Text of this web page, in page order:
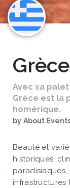
Grèce
Avec sa
Grèce est la
homérique.
by About
Beauté et
historiques,
infrastructures